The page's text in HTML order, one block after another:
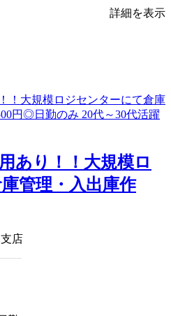
詳細を表示
あり！！大規模ロ
管理・入出庫作
店